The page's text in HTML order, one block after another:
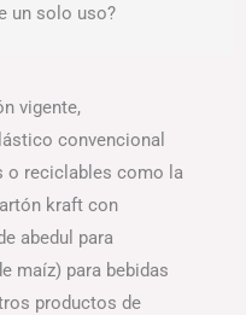
un solo uso?
vigente,
convencional
o reciclables como la
kraft con
abedul para
maíz) para bebidas
productos de